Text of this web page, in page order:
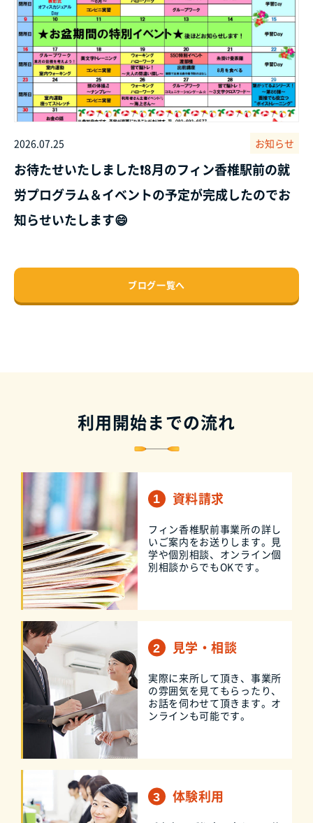
2026.07.25 お知らせ
お待たせいたしました❗8月のフィン香椎駅前の就
労プログラム＆イベントの予定が完成したのでお
知らせいたします😄
ブログ一覧へ
利用開始までの流れ
資料請求
フィン香椎駅前事業所の詳し
いご案内をお送りします。見
学や個別相談、オンライン個
別相談からでもOKです。
見学・相談
実際に来所して頂き、事業所
の雰囲気を見てもらったり、
お話を伺わせて頂きます。オ
ンラインも可能です。
体験利用